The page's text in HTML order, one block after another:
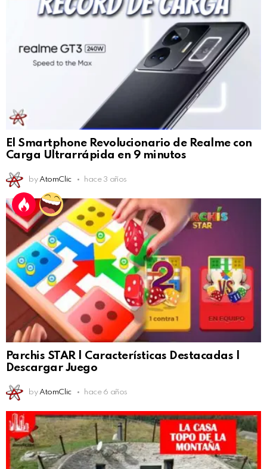
El Smartphone Revolucionario de Realme con
Carga Ultrarrápida en 9 minutos
by AtomClic hace 3 años
Parchis STAR | Características Destacadas |
Descargar Juego
by AtomClic hace 6 años